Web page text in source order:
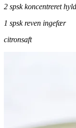
2 spsk koncentreret
1 spsk reven ingefær
citronsaft